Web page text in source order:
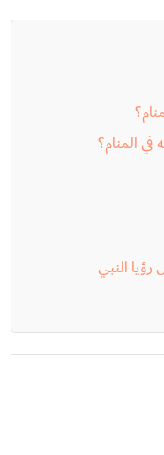
المنام؟
النبي